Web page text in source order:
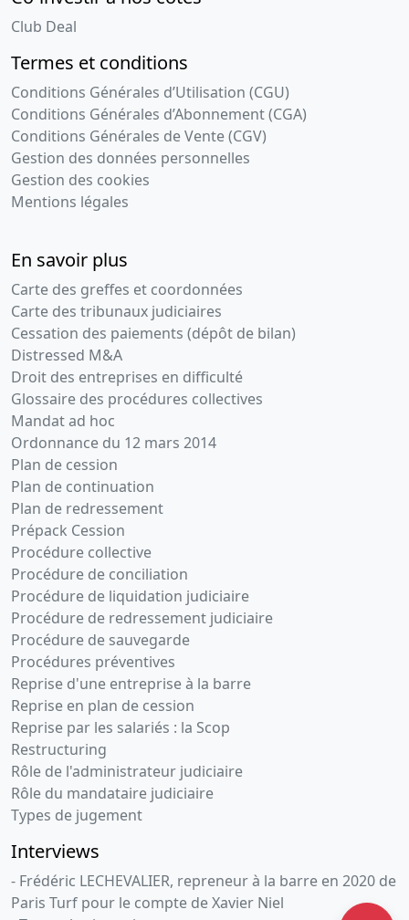
Club Deal
Termes et conditions
Conditions Générales d’Utilisation (CGU)
Conditions Générales d’Abonnement (CGA)
Conditions Générales de Vente (CGV)
Gestion des données personnelles
Gestion des cookies
Mentions légales
En savoir plus
Carte des greffes et coordonnées
Carte des tribunaux judiciaires
Cessation des paiements (dépôt de bilan)
Distressed M&A
Droit des entreprises en difficulté
Glossaire des procédures collectives
Mandat ad hoc
Ordonnance du 12 mars 2014
Plan de cession
Plan de continuation
Plan de redressement
Prépack Cession
Procédure collective
Procédure de conciliation
Procédure de liquidation judiciaire
Procédure de redressement judiciaire
Procédure de sauvegarde
Procédures préventives
Reprise d'une entreprise à la barre
Reprise en plan de cession
Reprise par les salariés : la Scop
Restructuring
Rôle de l'administrateur judiciaire
Rôle du mandataire judiciaire
Types de jugement
Interviews
- Frédéric LECHEVALIER, repreneur à la barre en 2020 de
Paris Turf pour le compte de Xavier Niel